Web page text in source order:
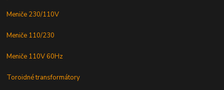
Meniče 230/110V
Meniče 110/230
Meniče 110V 60Hz
Toroidné transformátory